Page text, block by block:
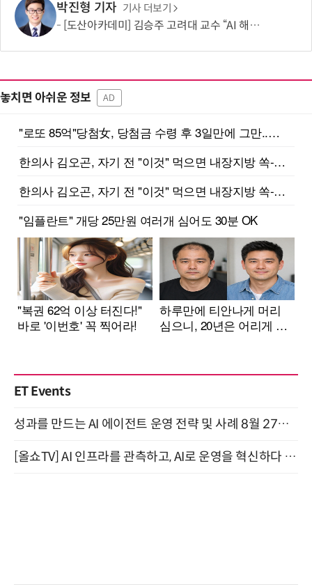
박진형 기자 기사 더보기
[도산아카데미] 김승주 고려대 교수 “AI 해킹은 AI로 막아야…망분리 정책 바꿔야”
놓치면 아쉬운 정보 AD
ET Events
성과를 만드는 AI 에이전트 운영 전략 및 사례 8월 27일 개최
[올쇼TV] AI 인프라를 관측하고, AI로 운영을 혁신하다 (8월 11일 생방송)